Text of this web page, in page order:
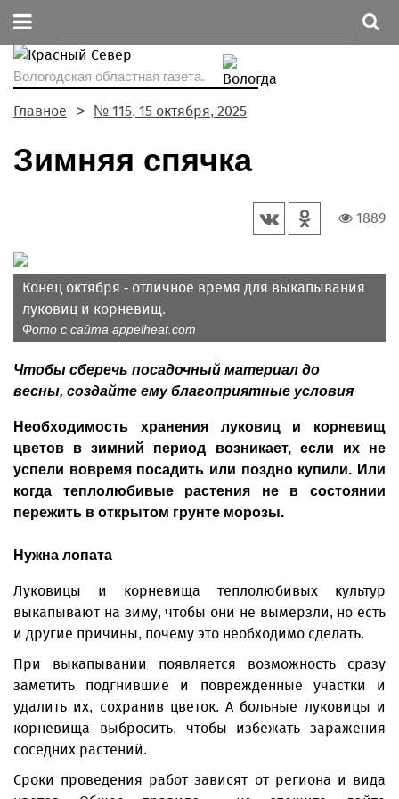
Вологодская областная газета.
Главное № 115, 15 октября, 2025
Зимняя спячка
1889
Конец октября - отличное время для выкапывания
луковиц и корневищ.
Фото с сайта appelheat.com
Чтобы сберечь посадочный материал до
весны, создайте ему благоприятные условия
Необходимость хранения луковиц и корневищ
цветов в зимний период возникает, если их не
успели вовремя посадить или поздно купили. Или
когда теплолюбивые растения не в состоянии
пережить в открытом грунте морозы.
Нужна лопата
Луковицы и корневища теплолюбивых культур
выкапывают на зиму, чтобы они не вымерзли, но есть
и другие причины, почему это необходимо сделать.
При выкапывании появляется возможность сразу
заметить подгнившие и поврежденные участки и
удалить их, сохранив цветок. А больные луковицы и
корневища выбросить, чтобы избежать заражения
соседних растений.
Сроки проведения работ зависят от региона и вида